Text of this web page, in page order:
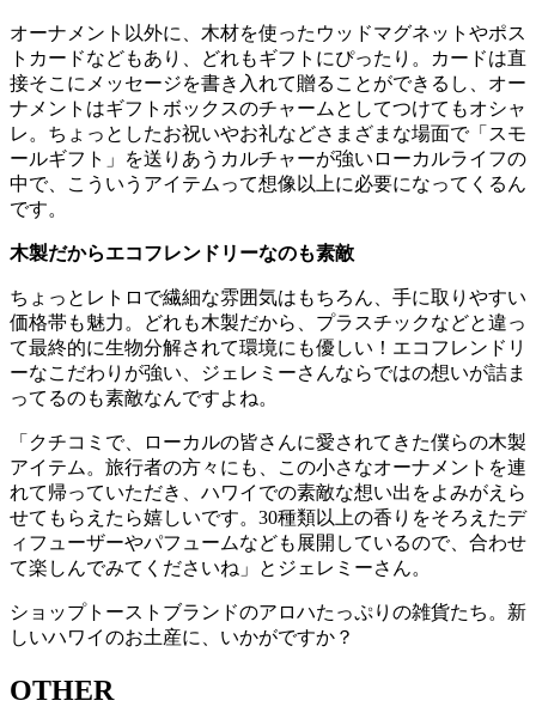
オーナメント以外に、木材を使ったウッドマグネットやポス
トカードなどもあり、どれもギフトにぴったり。カードは直
接そこにメッセージを書き入れて贈ることができるし、オー
ナメントはギフトボックスのチャームとしてつけてもオシャ
レ。ちょっとしたお祝いやお礼などさまざまな場面で「スモ
ールギフト」を送りあうカルチャーが強いローカルライフの
中で、こういうアイテムって想像以上に必要になってくるん
です。
木製だからエコフレンドリーなのも素敵
ちょっとレトロで繊細な雰囲気はもちろん、手に取りやすい
価格帯も魅力。どれも木製だから、プラスチックなどと違っ
て最終的に生物分解されて環境にも優しい！エコフレンドリ
ーなこだわりが強い、ジェレミーさんならではの想いが詰ま
ってるのも素敵なんですよね。
「クチコミで、ローカルの皆さんに愛されてきた僕らの木製
アイテム。旅行者の方々にも、この小さなオーナメントを連
れて帰っていただき、ハワイでの素敵な想い出をよみがえら
せてもらえたら嬉しいです。30種類以上の香りをそろえたデ
ィフューザーやパフュームなども展開しているので、合わせ
て楽しんでみてくださいね」とジェレミーさん。
ショップトーストブランドのアロハたっぷりの雑貨たち。新
しいハワイのお土産に、いかがですか？
OTHER